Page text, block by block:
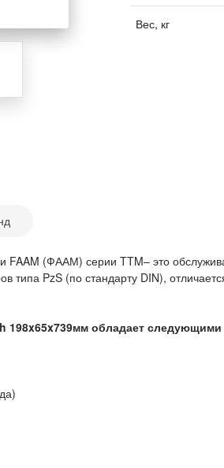
Вес, кг
FAAM (ФААМ) серии TTM– это
типа PzS (по стандарту DIN),
198x65x739мм обладает